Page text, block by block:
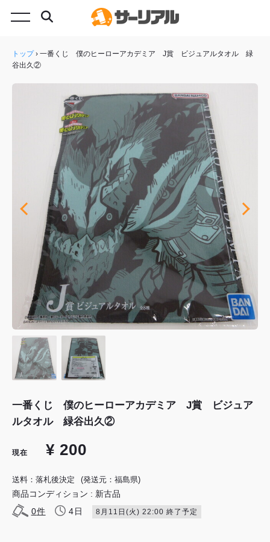
トップ› 一番くじ 僕のヒーローアカデミア J賞 ビジュアルタオル 緑
谷出久②
一番くじ 僕のヒーローアカデミア J賞 ビジュア
ルタオル 緑谷出久②
現在 ¥ 200
送料：落札後決定 (発送元：福島県)
商品コンディション : 新古品
0件 4日 8月11日(火) 22:00 終了予定